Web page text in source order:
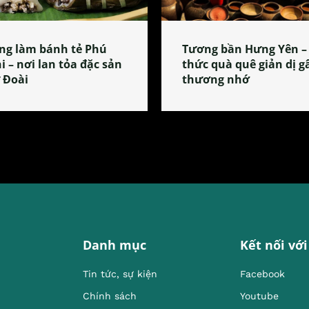
làm bánh tẻ Phú
– nơi lan tỏa đặc sản
Đoài
Tương bần Hưng Yên –
thức quà quê giản dị
thương nhớ
Danh mục
Tin tức, sự kiện
Chính sách
Kết nối
Facebook
Youtube